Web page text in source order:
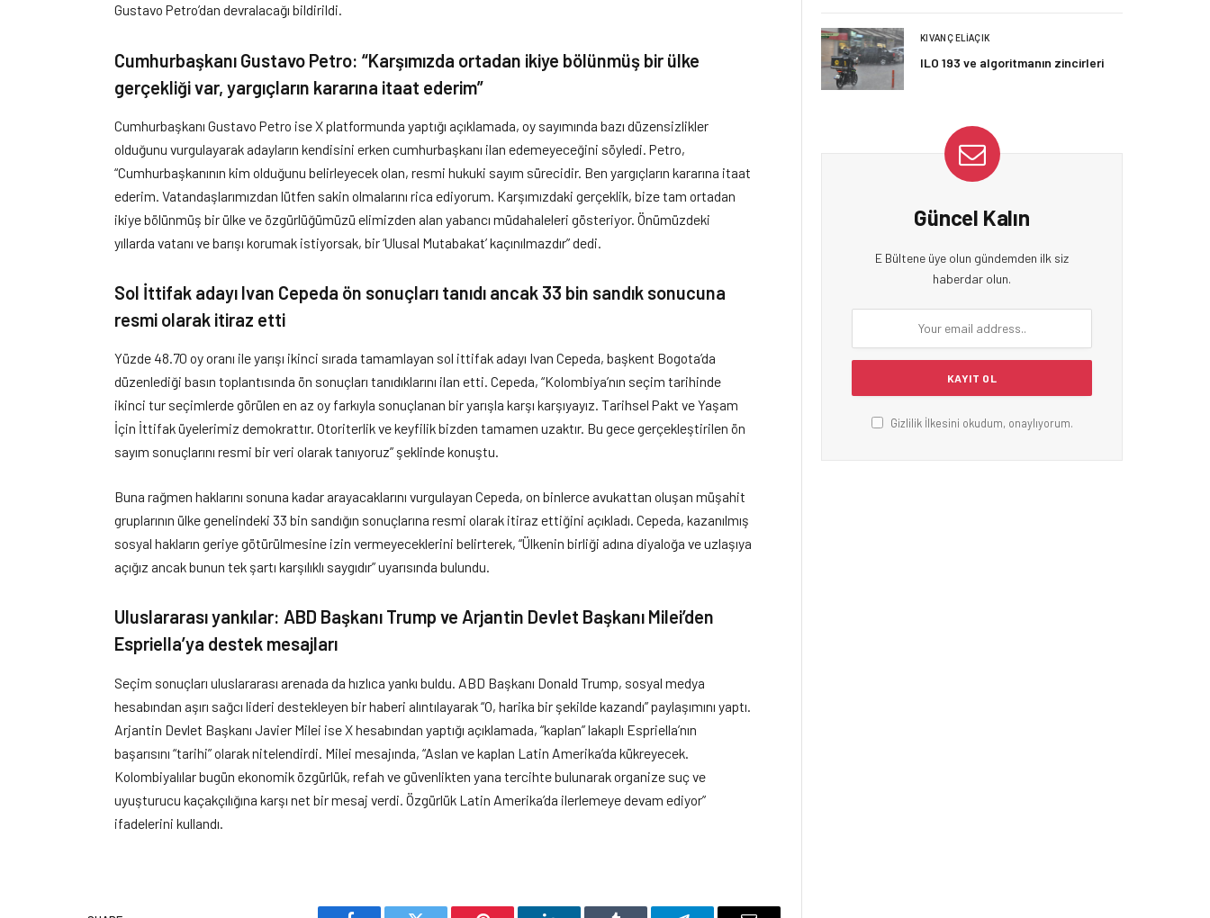
Gustavo Petro’dan devralacağı bildirildi.
Cumhurbaşkanı Gustavo Petro: “Karşımızda ortadan ikiye bölünmüş bir ülke
gerçekliği var, yargıçların kararına itaat ederim”
Cumhurbaşkanı Gustavo Petro ise X platformunda yaptığı açıklamada, oy sayımında bazı düzensizlikler
olduğunu vurgulayarak adayların kendisini erken cumhurbaşkanı ilan edemeyeceğini söyledi. Petro,
“Cumhurbaşkanının kim olduğunu belirleyecek olan, resmi hukuki sayım sürecidir. Ben yargıçların kararına itaat
ederim. Vatandaşlarımızdan lütfen sakin olmalarını rica ediyorum. Karşımızdaki gerçeklik, bize tam ortadan
ikiye bölünmüş bir ülke ve özgürlüğümüzü elimizden alan yabancı müdahaleleri gösteriyor. Önümüzdeki
yıllarda vatanı ve barışı korumak istiyorsak, bir ‘Ulusal Mutabakat’ kaçınılmazdır” dedi.
Sol İttifak adayı Ivan Cepeda ön sonuçları tanıdı ancak 33 bin sandık sonucuna
resmi olarak itiraz etti
Yüzde 48.70 oy oranı ile yarışı ikinci sırada tamamlayan sol ittifak adayı Ivan Cepeda, başkent Bogota’da
düzenlediği basın toplantısında ön sonuçları tanıdıklarını ilan etti. Cepeda, “Kolombiya’nın seçim tarihinde
ikinci tur seçimlerde görülen en az oy farkıyla sonuçlanan bir yarışla karşı karşıyayız. Tarihsel Pakt ve Yaşam
İçin İttifak üyelerimiz demokrattır. Otoriterlik ve keyfilik bizden tamamen uzaktır. Bu gece gerçekleştirilen ön
sayım sonuçlarını resmi bir veri olarak tanıyoruz” şeklinde konuştu.
Buna rağmen haklarını sonuna kadar arayacaklarını vurgulayan Cepeda, on binlerce avukattan oluşan müşahit
gruplarının ülke genelindeki 33 bin sandığın sonuçlarına resmi olarak itiraz ettiğini açıkladı. Cepeda, kazanılmış
sosyal hakların geriye götürülmesine izin vermeyeceklerini belirterek, “Ülkenin birliği adına diyaloğa ve uzlaşıya
açığız ancak bunun tek şartı karşılıklı saygıdır” uyarısında bulundu.
Uluslararası yankılar: ABD Başkanı Trump ve Arjantin Devlet Başkanı Milei’den
Espriella’ya destek mesajları
Seçim sonuçları uluslararası arenada da hızlıca yankı buldu. ABD Başkanı Donald Trump, sosyal medya
hesabından aşırı sağcı lideri destekleyen bir haberi alıntılayarak “O, harika bir şekilde kazandı” paylaşımını yaptı.
Arjantin Devlet Başkanı Javier Milei ise X hesabından yaptığı açıklamada, “kaplan” lakaplı Espriella’nın
başarısını “tarihi” olarak nitelendirdi. Milei mesajında, “Aslan ve kaplan Latin Amerika’da kükreyecek.
Kolombiyalılar bugün ekonomik özgürlük, refah ve güvenlikten yana tercihte bulunarak organize suç ve
uyuşturucu kaçakçılığına karşı net bir mesaj verdi. Özgürlük Latin Amerika’da ilerlemeye devam ediyor”
ifadelerini kullandı.
KIVANÇ ELIAÇIK
ILO 193 ve algoritmanın zincirleri
Güncel Kalın
E Bültene üye olun gündemden ilk siz
haberdar olun.
Gizlilik İlkesini okudum, onaylıyorum.